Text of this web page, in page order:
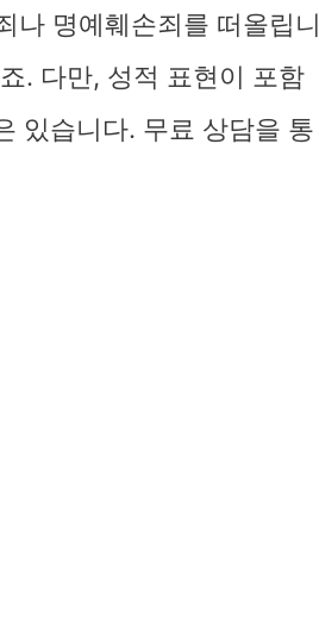
나 명예훼손죄를 떠올립니
. 다만, 성적 표현이 포함
있습니다. 무료 상담을 통